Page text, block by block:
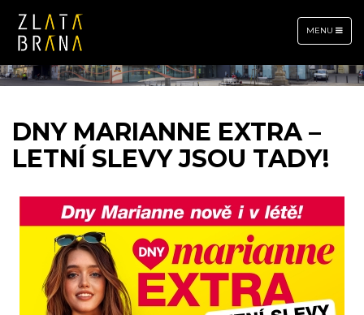
TOGGLE
NAVIGATION
MENU
DNY MARIANNE EXTRA –
LETNÍ SLEVY JSOU TADY!